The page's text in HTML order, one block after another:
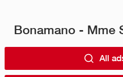
Bonamano - Mme
All